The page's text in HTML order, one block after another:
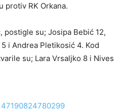
protiv RK Orkana.
postigle su; Josipa Bebić 12,
i Andrea Pletikosić 4. Kod
su; Lara Vrsaljko 8 i Nives